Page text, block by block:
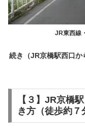
JR東西線
続き（JR京橋駅西口か
【３】JR京橋
き方（徒歩約７